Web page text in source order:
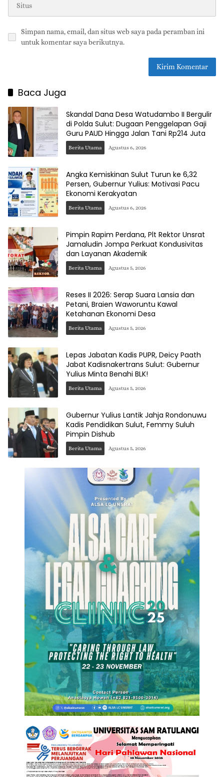
Simpan nama, email, dan situs web saya pada peramban ini
untuk komentar saya berikutnya.
Baca Juga
Skandal Dana Desa Watudambo II Bergulir
di Polda Sulut: Dugaan Penggelapan Gaji
Guru PAUD Hingga Jalan Tani Rp214 Juta
Berita Utama Agustus 6, 2026
Angka Kemiskinan Sulut Turun ke 6,32
Persen, Gubernur Yulius: Motivasi Pacu
Ekonomi Kerakyatan
Berita Utama Agustus 6, 2026
Pimpin Rapim Perdana, Plt Rektor Unsrat
Jamaludin Jompa Perkuat Kondusivitas
dan Layanan Akademik
Berita Utama Agustus 5, 2026
Reses II 2026: Serap Suara Lansia dan
Petani, Braien Waworuntu Kawal
Ketahanan Ekonomi Desa
Berita Utama Agustus 5, 2026
Lepas Jabatan Kadis PUPR, Deicy Paath
Jabat Kadisnakertrans Sulut: Gubernur
Yulius Minta Benahi BLK!
Berita Utama Agustus 5, 2026
Gubernur Yulius Lantik Jahja Rondonuwu
Kadis Pendidikan Sulut, Femmy Suluh
Pimpin Dishub
Berita Utama Agustus 5, 2026